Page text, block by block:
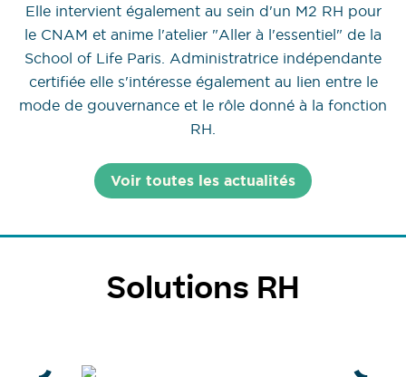
Elle intervient également au sein d'un M2 RH pour
le CNAM et anime l'atelier "Aller à l'essentiel" de la
School of Life Paris. Administratrice indépendante
certifiée elle s'intéresse également au lien entre le
mode de gouvernance et le rôle donné à la fonction
RH.
Voir toutes les actualités
Solutions RH